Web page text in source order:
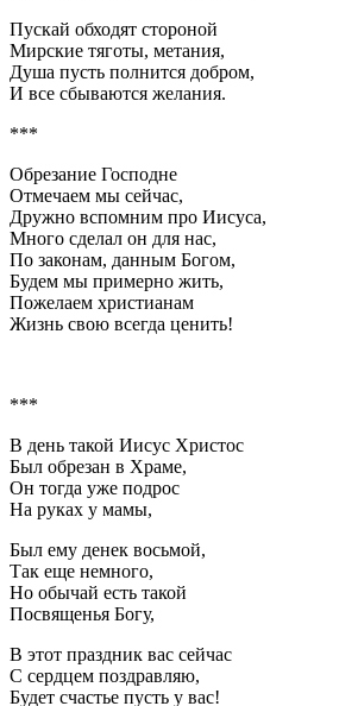
Пускай обходят стороной
Мирские тяготы, метания,
Душа пусть полнится добром,
И все сбываются желания.
***
Обрезание Господне
Отмечаем мы сейчас,
Дружно вспомним про Иисуса,
Много сделал он для нас,
По законам, данным Богом,
Будем мы примерно жить,
Пожелаем христианам
Жизнь свою всегда ценить!
***
В день такой Иисус Христос
Был обрезан в Храме,
Он тогда уже подрос
На руках у мамы,
Был ему денек восьмой,
Так еще немного,
Но обычай есть такой
Посвященья Богу,
В этот праздник вас сейчас
С сердцем поздравляю,
Будет счастье пусть у вас!